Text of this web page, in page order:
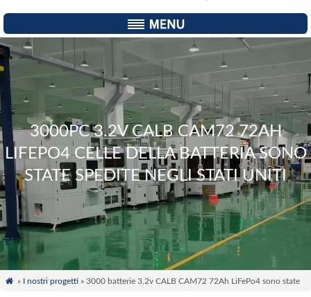
3000PC 3.2V CALB CAM72 72AH
LIFEPO4 CELLE DELLA BATTERIA SONO
STATE SPEDITE NEGLI STATI UNITI
 » I nostri progetti» 3000 batterie 3.2v CALB CAM72 72Ah LiFePo4 sono state